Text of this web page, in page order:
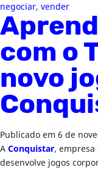
negociar, vender
com o
novo
Publicado em 6 de
AConquistar,
desenvolve jogos